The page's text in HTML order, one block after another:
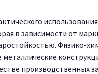
в зависимости от
Физико-
металлические
производственных